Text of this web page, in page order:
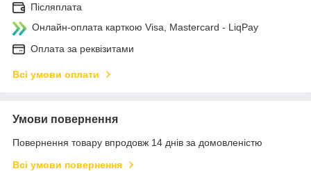
Післяплата
Онлайн-оплата карткою Visa, Mastercard - LiqPay
Оплата за реквізитами
Всі умови оплати
Умови повернення
Повернення товару впродовж 14 днів за домовленістю
Всі умови повернення